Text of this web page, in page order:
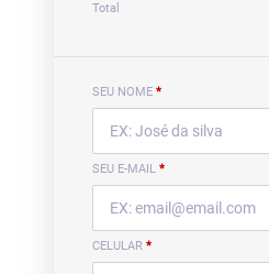
Total
SEU NOME *
SEU E-MAIL *
CELULAR *